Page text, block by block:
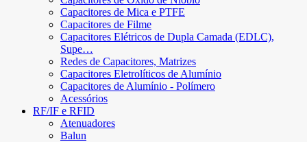
Capacitores de Mica e PTFE
Capacitores de Filme
Capacitores Elétricos de Dupla Camada (EDLC),
Supe…
Redes de Capacitores, Matrizes
Capacitores Eletrolíticos de Alumínio
Capacitores de Alumínio - Polímero
Acessórios
RF/IF e RFID
Atenuadores
Balun